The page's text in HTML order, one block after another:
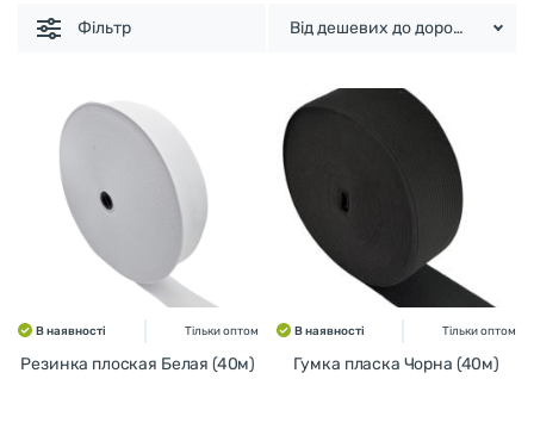
Фільтр Від дешевих до дорогих
В наявності Тільки оптом
Резинка плоская Белая (40м)
В наявності Тільки оптом
Гумка пласка Чорна (40м)